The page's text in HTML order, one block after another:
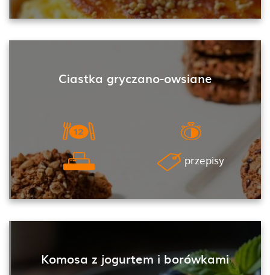
Ciastka gryczano-owsiane
przepisy
Komosa z jogurtem i borówkami